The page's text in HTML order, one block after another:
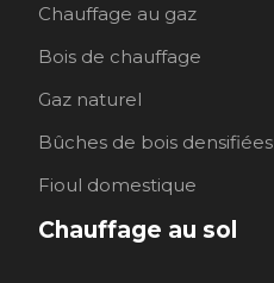
Chauffage au gaz
Bois de chauffage
Gaz naturel
Bûches de bois densifiées
Fioul domestique
Chauffage au sol